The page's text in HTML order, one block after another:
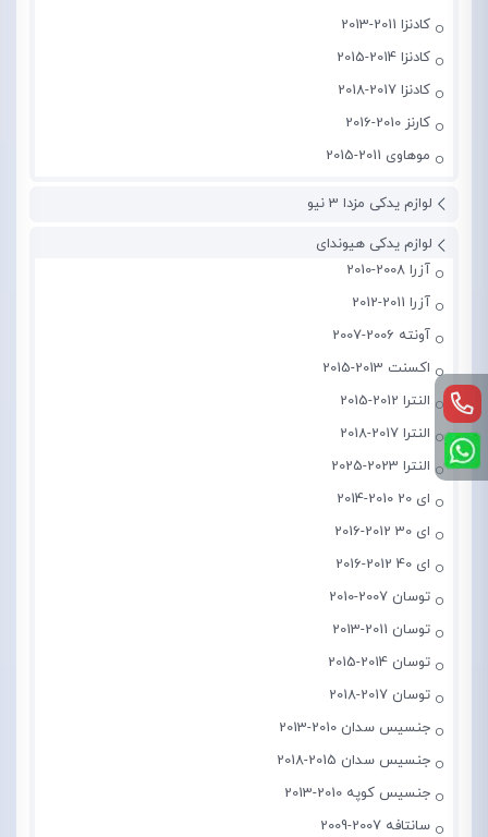
کادنزا 2011-2013
کادنزا 2014-2015
کادنزا 2017-2018
کارنز 2010-2016
موهاوی 2011-2015
لوازم یدکی مزدا 3 نیو
لوازم یدکی هیوندای
آزرا 2008-2010
آزرا 2011-2012
آونته 2006-2007
اکسنت 2013-2015
النترا 2012-2015
النترا 2017-2018
النترا 2023-2025
ای 20 2010-2014
ای 30 2012-2016
ای 40 2012-2016
توسان 2007-2010
توسان 2011-2013
توسان 2014-2015
توسان 2017-2018
جنسیس سدان 2010-2013
جنسیس سدان 2015-2018
جنسیس کوپه 2010-2013
سانتافه 2007-2009